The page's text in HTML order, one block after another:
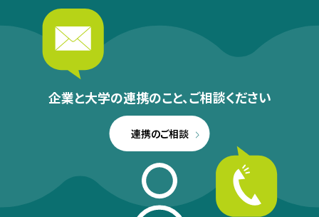
企業と大学の連携のこと、ご相談ください
連携のご相談